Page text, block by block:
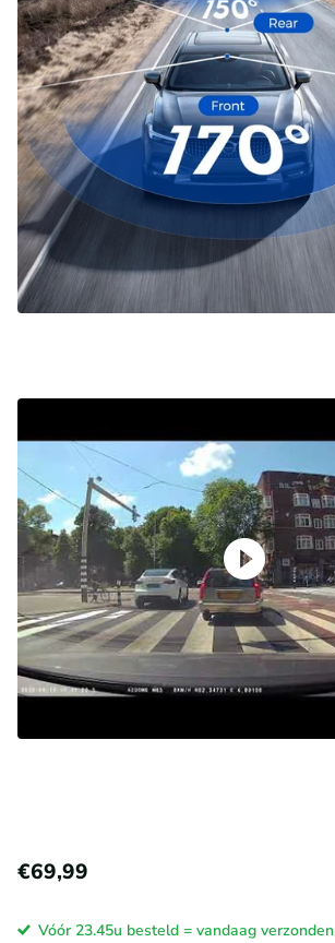
€69,99
Vóór 23.45u besteld = vandaag verzonden